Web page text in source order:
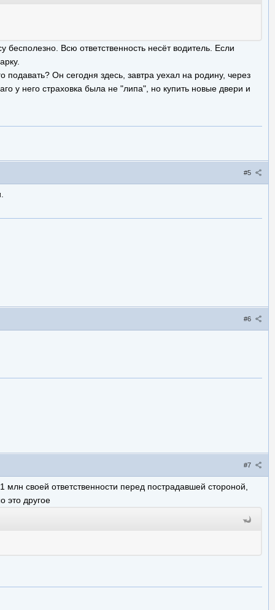
Всю ответственность несёт водитель. Если
подавать? Он сегодня здесь, завтра уехал на родину, через
у него страховка была не "липа", но купить новые двери и
#5
#6
#7
своей ответственности перед пострадавшей стороной,
это другое